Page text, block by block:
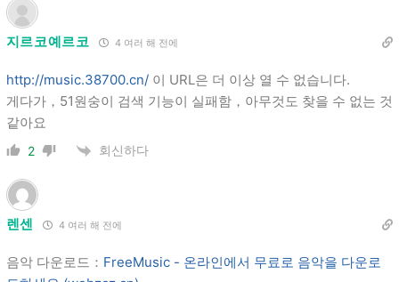
지르코예르코 4 여러 해 전에
http://music.38700.cn/이 URL은 더 이상 열 수 없습니다.
게다가，51원숭이 검색 기능이 실패함，아무것도 찾을 수 없는 것
같아요
2 회신하다
렌센 4 여러 해 전에
음악 다운로드： FreeMusic - 온라인에서 무료로 음악을 다운로